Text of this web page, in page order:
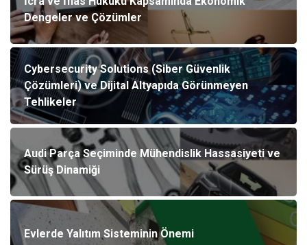
Dengeler ve Çözümler
Cybersecurity Solutions (Siber Güvenlik
Çözümleri) ve Dijital Altyapıda Görünmeyen
Tehlikeler
Audi Parça Seçiminde Mühendislik Hassasiyeti ve
Sürüş Dinamiği
Evlerde Yalıtım Sisteminin Önemi